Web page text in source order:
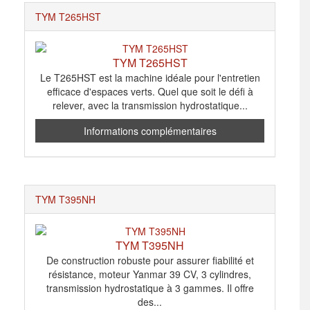
TYM T265HST
TYM T265HST
Le T265HST est la machine idéale pour l'entretien
efficace d'espaces verts. Quel que soit le défi à
relever, avec la transmission hydrostatique...
Informations complémentaires
TYM T395NH
TYM T395NH
De construction robuste pour assurer fiabilité et
résistance, moteur Yanmar 39 CV, 3 cylindres,
transmission hydrostatique à 3 gammes. Il offre
des...